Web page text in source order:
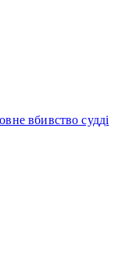
вбивство судді